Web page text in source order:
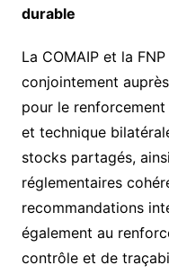
durable
La COMAIP et la
conjointement
pour le
et technique
stocks partagés,
réglementaires
recommandations
également au
contrôle et de